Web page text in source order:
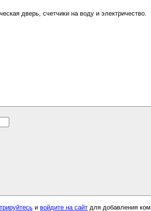
дверь, счетчики на воду и электричество.
и войдите на сайт для добавления